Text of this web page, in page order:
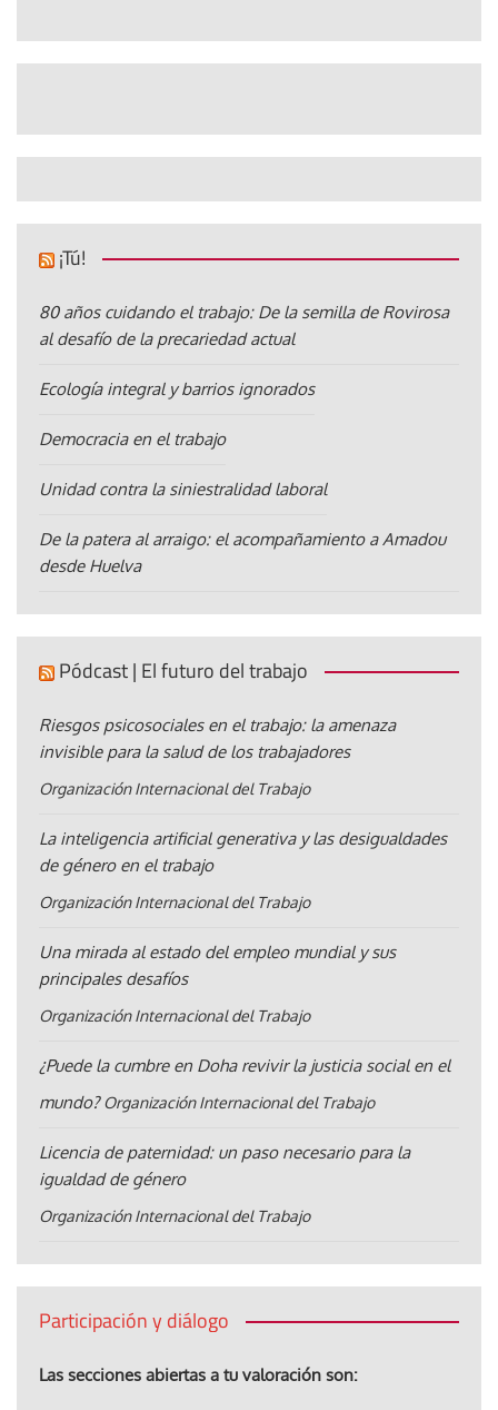
¡Tú!
80 años cuidando el trabajo: De la semilla de Rovirosa
al desafío de la precariedad actual
Ecología integral y barrios ignorados
Democracia en el trabajo
Unidad contra la siniestralidad laboral
De la patera al arraigo: el acompañamiento a Amadou
desde Huelva
Pódcast | El futuro del trabajo
Riesgos psicosociales en el trabajo: la amenaza
invisible para la salud de los trabajadores
Organización Internacional del Trabajo
La inteligencia artificial generativa y las desigualdades
de género en el trabajo
Organización Internacional del Trabajo
Una mirada al estado del empleo mundial y sus
principales desafíos
Organización Internacional del Trabajo
¿Puede la cumbre en Doha revivir la justicia social en el
mundo? Organización Internacional del Trabajo
Licencia de paternidad: un paso necesario para la
igualdad de género
Organización Internacional del Trabajo
Participación y diálogo
Las secciones abiertas a tu valoración son: